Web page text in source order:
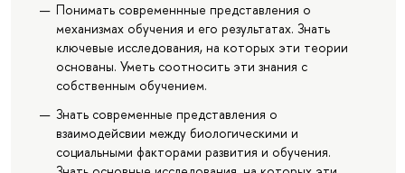
Понимать современнные представления о
механизмах обучения и его результатах. Знать
ключевые исследования, на которых эти теории
основаны. Уметь соотносить эти знания с
собственным обучением.
Знать современные представления о
взаимодейсвии между биологическими и
социальными факторами развития и обучения.